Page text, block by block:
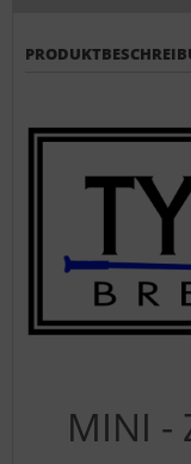
MINI -